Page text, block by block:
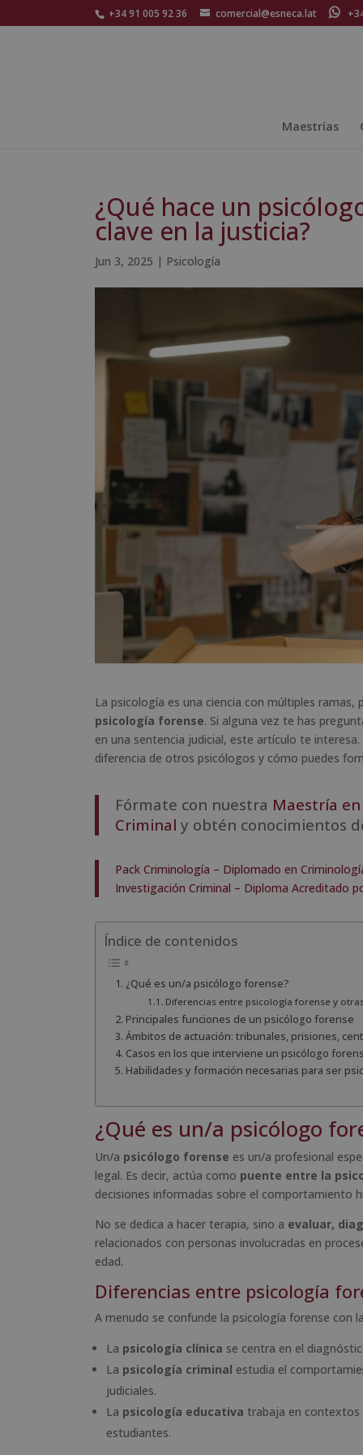
+34 91 005 92 36 comercial@esneca.lat
Maestrías
¿Qué hace un
clave en la justicia?
Jun 3, 2025 | Psicología
La psicología es una ciencia con múltiples
psicología forense. Si alguna vez te has
en una sentencia judicial, este artículo te
diferencia de otros psicólogos y cómo puedes
Fórmate con nuestra Maestría
Criminal y obtén conocimientos
Pack Criminología – Diplomado en
Investigación Criminal – Diploma Acreditado
Índice de contenidos
¿Qué es un/a psicólogo forense?
Diferencias entre psicología forense y
Principales funciones de un psicólogo forense
Ámbitos de actuación: tribunales, prisiones,
Casos en los que interviene un psicólogo
Habilidades y formación necesarias para ser
¿Qué es un/a psicólogo
Un/a psicólogo forense es un/a profesional
legal. Es decir, actúa como puente entre la
decisiones informadas sobre el comportamiento
No se dedica a hacer terapia, sino a evaluar,
relacionados con personas involucradas en
edad.
Diferencias entre psicología
A menudo se confunde la psicología forense con
La psicología clínica se centra en el
La psicología criminal estudia el
judiciales.
La psicología educativa trabaja en contextos
estudiantes.